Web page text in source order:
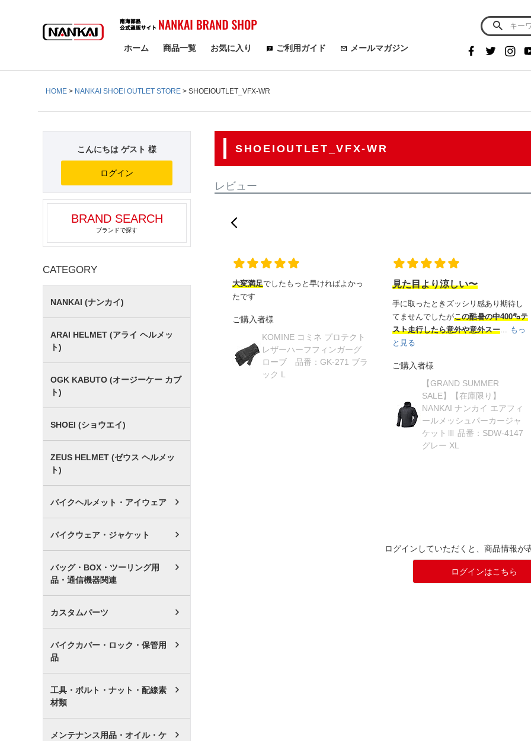
検索
ホーム 商品一覧 お気に入り ご利用ガイド メールマガジン
HOME NANKAI SHOEI OUTLET STORE SHOEIOUTLET_VFX-WR
こんにちは ゲスト 様
ログイン
BRAND SEARCH
ブランドで探す
CATEGORY
NANKAI (ナンカイ)
ARAI HELMET (アライ ヘルメッ
ト)
OGK KABUTO (オージーケー カブ
ト)
SHOEI (ショウエイ)
ZEUS HELMET (ゼウス ヘルメッ
ト)
バイクヘルメット・アイウェア
バイクウェア・ジャケット
バッグ・BOX・ツーリング用
品・通信機器関連
カスタムパーツ
バイクカバー・ロック・保管用
品
工具・ボルト・ナット・配線素
材類
メンテナンス用品・オイル・ケ
SHOEIOUTLET_VFX-WR
レビュー
大変満足でしたもっと早ければよかっ
たです
ご購入者様
KOMINE コミネ プロテクト
レザーハーフフィンガーグ
ローブ 品番：GK-271 ブラ
ック L
見た目より涼しい〜
手に取ったときズッシリ感あり期待し
てませんでしたがこの酷暑の中400㌔テ
スト走行したら意外や意外スー... もっ
と見る
ご購入者様
【GRAND SUMMER
SALE】【在庫限り】
NANKAI ナンカイ エアフィ
ールメッシュパーカージャ
ケットⅢ 品番：SDW-4147
グレー XL
ログインしていただくと、商品情報が
ログインはこちら